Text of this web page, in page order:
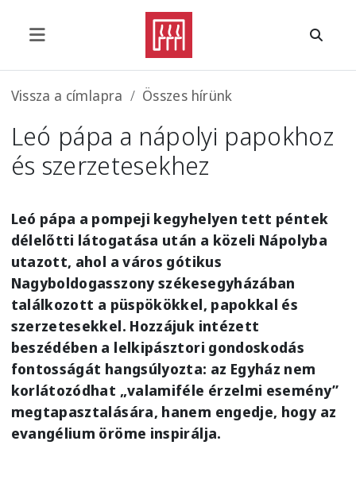
Morzsa
Vissza a címlapra Összes hírünk
Leó pápa a nápolyi papokhoz
és szerzetesekhez
Leó pápa a pompeji kegyhelyen tett péntek
délelőtti látogatása után a közeli Nápolyba
utazott, ahol a város gótikus
Nagyboldogasszony székesegyházában
találkozott a püspökökkel, papokkal és
szerzetesekkel. Hozzájuk intézett
beszédében a lelkipásztori gondoskodás
fontosságát hangsúlyozta: az Egyház nem
korlátozódhat „valamiféle érzelmi esemény”
megtapasztalására, hanem engedje, hogy az
evangélium öröme inspirálja.